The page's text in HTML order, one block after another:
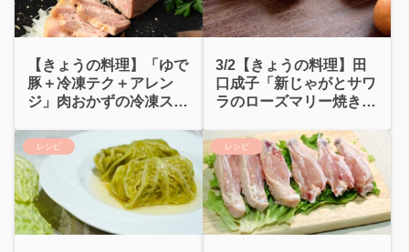
【きょうの料理】「ゆで
豚＋冷凍テク＋アレン
ジ」肉おかずの冷凍スト
3/2【きょうの料理】田
口成子「新じゃがとサワ
ラのローズマリー焼き」
レシピ レシピ